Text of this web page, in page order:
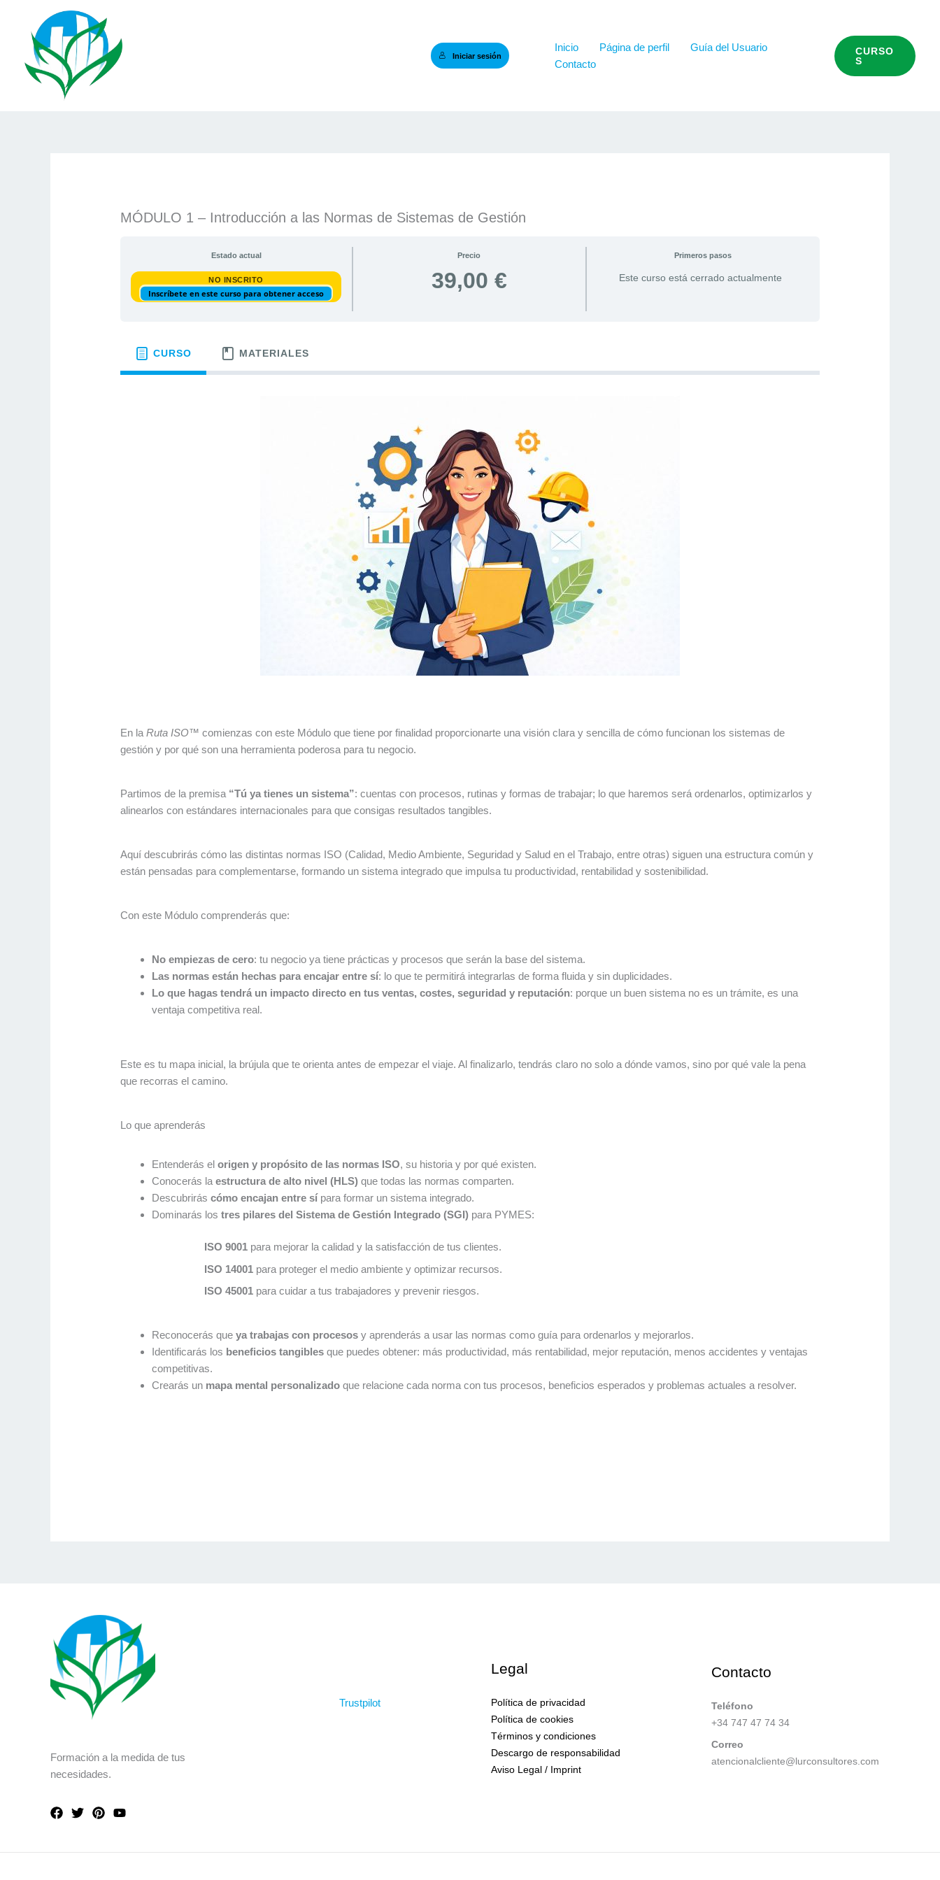
contenido
Iniciar sesión
Inicio Página de perfil
Guía del Usuario
Contacto
CURSO
S
MÓDULO 1 – Introducción a las Normas de Sistemas de Gestión
Estado actual
NO INSCRITO
Inscríbete en este curso para obtener acceso
Precio
39,00 €
Primeros pasos
Este curso está cerrado actualmente
CURSO MATERIALES
En laRuta ISO™ comienzas con este Módulo que tiene por finalidad proporcionarte una visión clara y sencilla de cómo funcionan los sistemas de
gestión y por qué son una herramienta poderosa para tu negocio.
Partimos de la premisa “Tú ya tienes un sistema”: cuentas con procesos, rutinas y formas de trabajar; lo que haremos será ordenarlos, optimizarlos y
alinearlos con estándares internacionales para que consigas resultados tangibles.
Aquí descubrirás cómo las distintas normas ISO (Calidad, Medio Ambiente, Seguridad y Salud en el Trabajo, entre otras) siguen una estructura común y
están pensadas para complementarse, formando un sistema integrado que impulsa tu productividad, rentabilidad y sostenibilidad.
Con este Módulo comprenderás que:
No empiezas de cero: tu negocio ya tiene prácticas y procesos que serán la base del sistema.
Las normas están hechas para encajar entre sí: lo que te permitirá integrarlas de forma fluida y sin duplicidades.
Lo que hagas tendrá un impacto directo en tus ventas, costes, seguridad y reputación: porque un buen sistema no es un trámite, es una
ventaja competitiva real.
Este es tu mapa inicial, la brújula que te orienta antes de empezar el viaje. Al finalizarlo, tendrás claro no solo a dónde vamos, sino por qué vale la pena
que recorras el camino.
Lo que aprenderás
Entenderás elorigen y propósito de las normas ISO, su historia y por qué existen.
Conocerás laestructura de alto nivel (HLS) que todas las normas comparten.
Descubriráscómo encajan entre sípara formar un sistema integrado.
Dominarás lostres pilares del Sistema de Gestión Integrado (SGI) para PYMES:
ISO 9001 para mejorar la calidad y la satisfacción de tus clientes.
ISO 14001 para proteger el medio ambiente y optimizar recursos.
ISO 45001 para cuidar a tus trabajadores y prevenir riesgos.
Reconocerás queya trabajas con procesos y aprenderás a usar las normas como guía para ordenarlos y mejorarlos.
Identificarás los beneficios tangibles que puedes obtener: más productividad, más rentabilidad, mejor reputación, menos accidentes y ventajas
competitivas.
Crearás un mapa mental personalizado que relacione cada norma con tus procesos, beneficios esperados y problemas actuales a resolver.
Formación a la medida de tus
necesidades.
Trustpilot
Legal
Política de privacidad
Política de cookies
Términos y condiciones
Descargo de responsabilidad
Aviso Legal / Imprint
Contacto
Teléfono
+34 747 47 74 34
Correo
atencionalcliente@lurconsultores.com